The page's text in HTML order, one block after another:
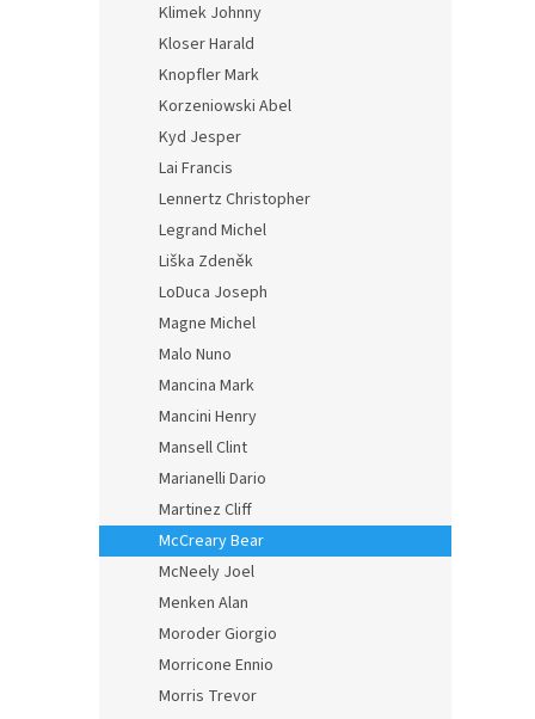
Klimek Johnny
Kloser Harald
Knopfler Mark
Korzeniowski Abel
Kyd Jesper
Lai Francis
Lennertz Christopher
Legrand Michel
Liška Zdeněk
LoDuca Joseph
Magne Michel
Malo Nuno
Mancina Mark
Mancini Henry
Mansell Clint
Marianelli Dario
Martinez Cliff
McCreary Bear
McNeely Joel
Menken Alan
Moroder Giorgio
Morricone Ennio
Morris Trevor